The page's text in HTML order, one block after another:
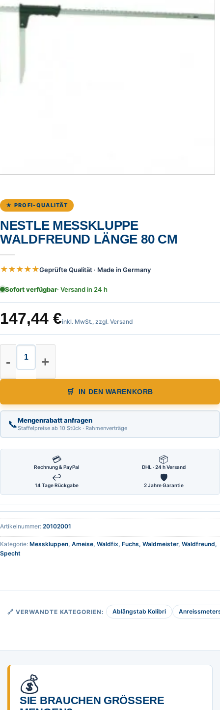
★ PROFI-QUALITÄT
NESTLE MESSKLUPPE
WALDFREUND LÄNGE 80 CM
★★★★★Geprüfte Qualität · Made in Germany
Sofort verfügbar· Versand in 24 h
147,44 €inkl. MwSt., zzgl. Versand
Nestle Messkluppe Waldfreund
IN DEN WARENKORB
📞Mengenrabatt anfragen
Staffelpreise ab 10 Stück · Rahmenverträge
💳
Rechnung & PayPal
📦
DHL · 24 h Versand
↩
14 Tage Rückgabe
🛡
2 Jahre Garantie
Artikelnummer: 20102001
Kategorie: Messkluppen, Ameise, Waldfix, Fuchs, Waldmeister, Waldfreund,
Specht
🔗 VERWANDTE KATEGORIEN: Ablängstab Kolibri
💰
SIE BRAUCHEN GRÖSSERE M